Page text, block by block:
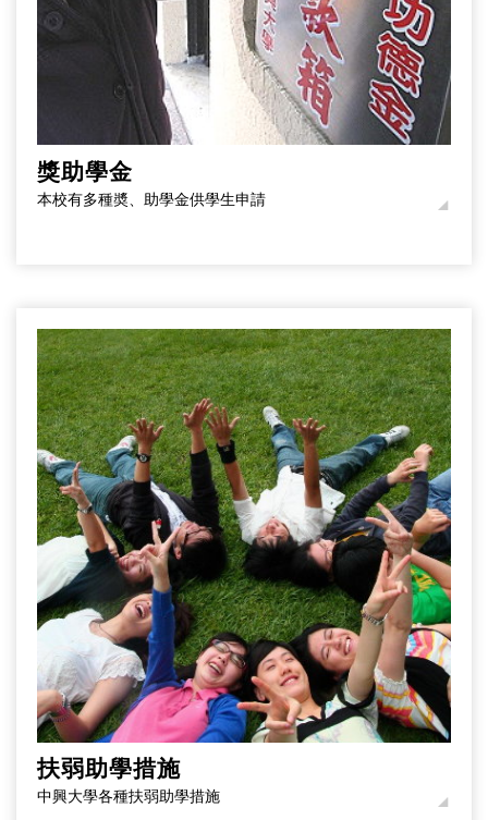
獎助學金
本校有多種奬、助學金供學生申請
扶弱助學措施
中興大學各種扶弱助學措施